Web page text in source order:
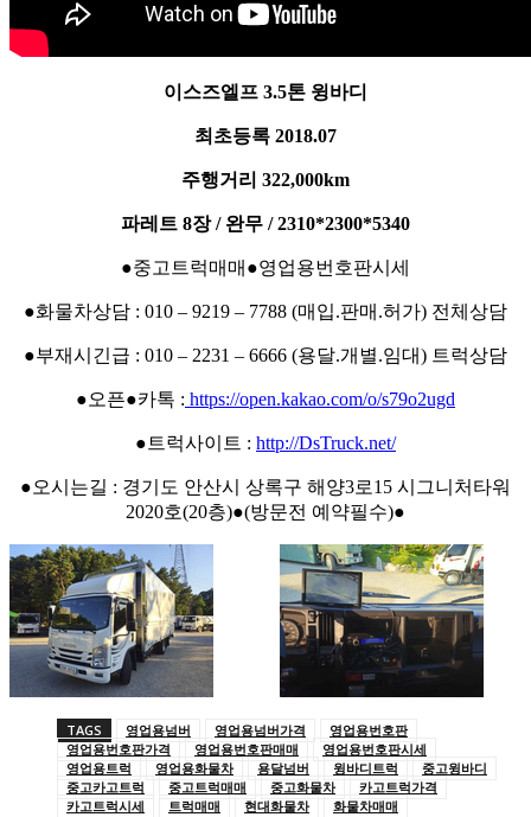
이스즈엘프 3.5톤 윙바디
최초등록 2018.07
주행거리 322,000km
파레트 8장 / 완무 / 2310*2300*5340
●중고트럭매매●영업용번호판시세
●화물차상담 : 010 – 9219 – 7788 (매입.판매.허가) 전체상담
●부재시긴급 : 010 – 2231 – 6666 (용달.개별.임대) 트럭상담
●오픈●카톡 : https://open.kakao.com/o/s79o2ugd
●트럭사이트 : http://DsTruck.net/
●오시는길 : 경기도 안산시 상록구 해양3로15 시그니처타워
2020호(20층)●(방문전 예약필수)●
TAGS 영업용넘버 영업용넘버가격
영업용번호판
영업용번호판가격
영업용번호판매매
영업용번호판시세
영업용트럭
영업용화물차 용달넘버 윙바디트럭
중고윙바디
중고카고트럭
중고트럭매매 중고화물차
카고트럭가격
카고트럭시세
트럭매매 현대화물차 화물차매매